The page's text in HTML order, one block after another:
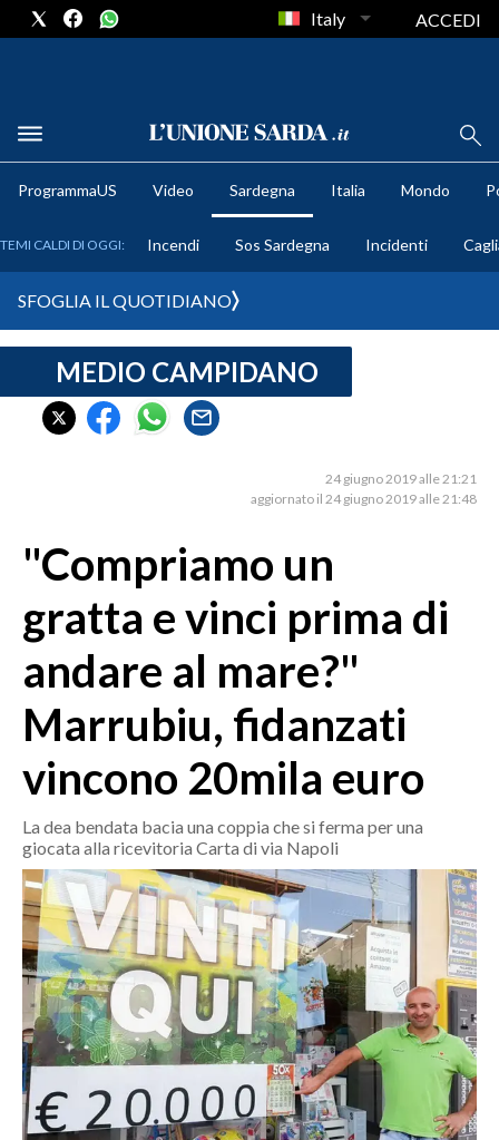
METEO
CRONACA SARDEGNA
CAGLIARI
SASSARI E PROVINCIA
GALLURA
NUORO E PROVINCIA
OGLIASTRA
AGENDA
CRONACA
ITALIA
MONDO
POLITICA
ECONOMIA
SERVIZI ALLE IMPRESE
LAVORO
BANDI
SPORT IN SARDEGNA
Italy ACCEDI
ProgrammaUS Video Sardegna Italia Mondo
TEMI CALDI DI OGGI: Incendi Sos Sardegna Incidenti
SFOGLIA IL QUOTIDIANO
MEDIO CAMPIDANO
24 giugno 2019 alle 21:21
aggiornato il 24 giugno 2019 alle 21:48
"Compriamo un
gratta e vinci prima di
andare al mare?"
Marrubiu, fidanzati
vincono 20mila euro
La dea bendata bacia una coppia che si ferma per una
giocata alla ricevitoria Carta di via Napoli